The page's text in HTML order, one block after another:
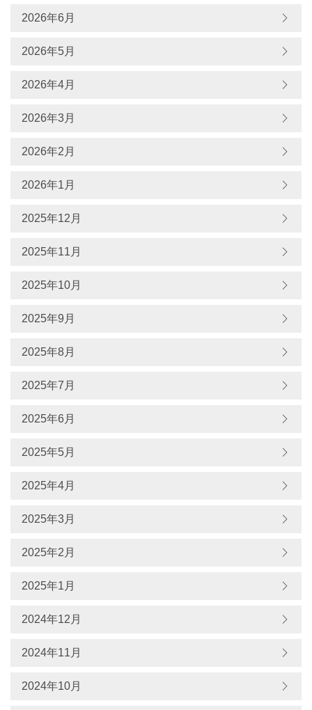
2026年6月
2026年5月
2026年4月
2026年3月
2026年2月
2026年1月
2025年12月
2025年11月
2025年10月
2025年9月
2025年8月
2025年7月
2025年6月
2025年5月
2025年4月
2025年3月
2025年2月
2025年1月
2024年12月
2024年11月
2024年10月